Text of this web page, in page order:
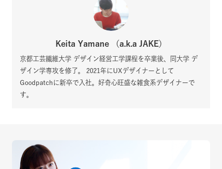
Keita Yamane （a.k.a JAKE）
京都工芸繊維大学 デザイン経営工学課程を卒業後、同大学 デ
ザイン学専攻を修了。 2021年にUXデザイナーとして
Goodpatchに新卒で入社。好奇心旺盛な雑食系デザイナーで
す。